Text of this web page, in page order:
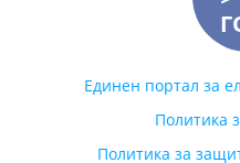
Единен портал за
Политика
Политика за